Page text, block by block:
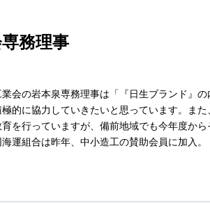
務理事
会の岩本泉専務理事は「『日生ブランド』の
的に協力していきたいと思っています。また
を行っていますが、備前地域でも今年度から
運組合は昨年、中小造工の賛助会員に加入。